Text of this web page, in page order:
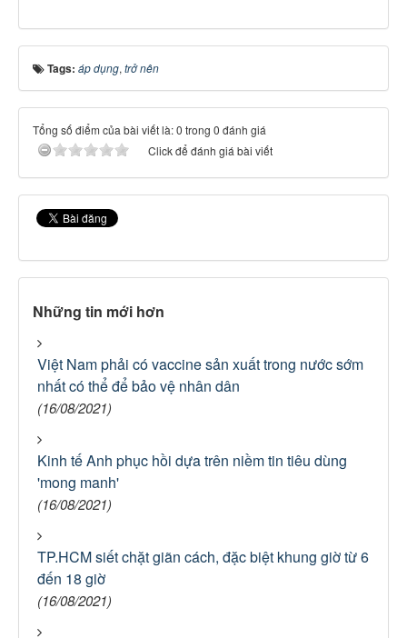
Tags: áp dụng, trở nên
Tổng số điểm của bài viết là: 0 trong 0 đánh giá
Click để đánh giá bài viết
Những tin mới hơn
Việt Nam phải có vaccine sản xuất trong nước sớm
nhất có thể để bảo vệ nhân dân
(16/08/2021)
Kinh tế Anh phục hồi dựa trên niềm tin tiêu dùng
'mong manh'
(16/08/2021)
TP.HCM siết chặt giãn cách, đặc biệt khung giờ từ 6
đến 18 giờ
(16/08/2021)